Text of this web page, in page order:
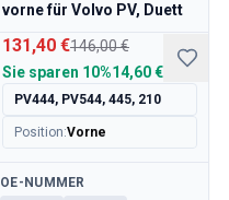
vorne für Volvo PV, Duett
131,40 €146,00 €
Sie sparen 10%14,60 €
PV444, PV544, 445, 210
Position:Vorne
Verfügbar
OE-NUMMER